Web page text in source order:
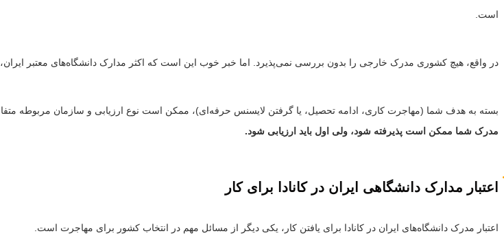
است.
در واقع، هیچ کشوری مدرک خارجی را بدون بررسی نمی‌پذیرد. اما خبر خوب این است که اکثر مدارک دانشگاه‌های معتبر ایران،
بسته به هدف شما (مهاجرت کاری، ادامه تحصیل، یا گرفتن لایسنس حرفه‌ای)، ممکن است نوع ارزیابی و سازمان مربوطه
مدرک شما ممکن است پذیرفته شود، ولی اول باید ارزیابی شود.
اعتبار مدارک دانشگاهی ایران در کانادا برای کار
اعتبار مدرک دانشگاه‌های ایران در کانادا برای یافتن کار، یکی دیگر از مسائل مهم در انتخاب کشور برای مهاجرت است.